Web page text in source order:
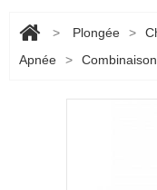
> Plongée >
Apnée
>